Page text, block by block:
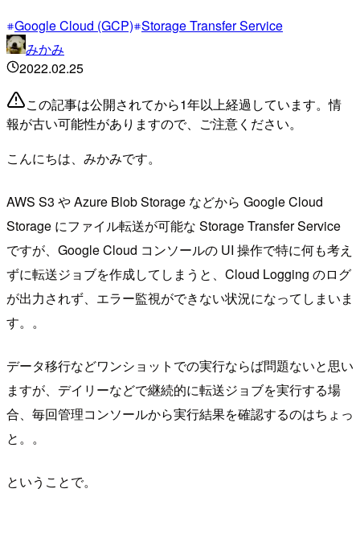
Google Cloud (GCP) Storage Transfer Service
みかみ
2022.02.25
この記事は公開されてから1年以上経過しています。情
報が古い可能性がありますので、ご注意ください。
こんにちは、みかみです。
AWS S3 や Azure Blob Storage などから Google Cloud
Storage にファイル転送が可能な Storage Transfer Service
ですが、Google Cloud コンソールの UI 操作で特に何も考え
ずに転送ジョブを作成してしまうと、Cloud Logging のログ
が出力されず、エラー監視ができない状況になってしまいま
す。。
データ移行などワンショットでの実行ならば問題ないと思い
ますが、デイリーなどで継続的に転送ジョブを実行する場
合、毎回管理コンソールから実行結果を確認するのはちょっ
と。。
ということで。